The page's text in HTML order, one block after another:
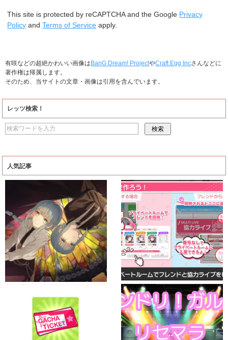
This site is protected by reCAPTCHA and the Google Privacy
Policy andTerms of Service apply.
有咲などの超絶かわいい画像はBanG Dream! ProjectやCraft Egg Incさんなどに
著作権は帰属します。
そのため、当サイトの文章・画像は引用を含んでいます。
レッツ検索！
人気記事